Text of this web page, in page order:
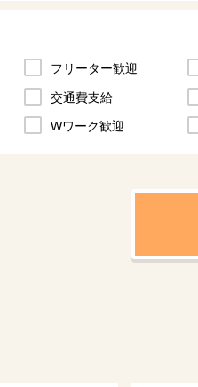
フリーター歓迎
交通費支給
Wワーク歓迎